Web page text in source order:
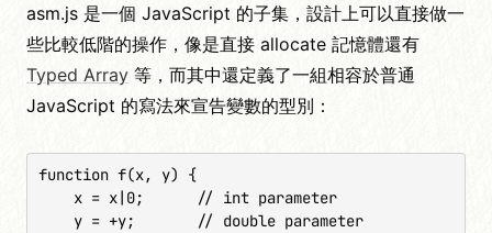
asm.js 是一個 JavaScript 的子集，設計上可以直接做一
些比較低階的操作，像是直接 allocate 記憶體還有
Typed Array 等，而其中還定義了一組相容於普通
JavaScript 的寫法來宣告變數的型別：
function f(x, y) {
    x = x|0;      // int parameter
    y = +y;       // double parameter